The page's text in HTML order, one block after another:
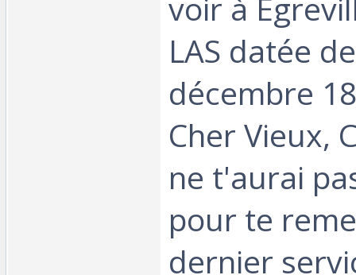
LAS datée
décembre
Cher Vieux,
ne t'aurai
pour te
dernier